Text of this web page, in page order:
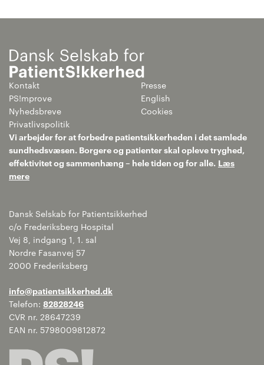
Kontakt
Presse
PS!mprove
English
Nyhedsbreve
Cookies
Privatlivspolitik
Vi arbejder for at forbedre patientsikkerheden i det samlede
sundhedsvæsen. Borgere og patienter skal opleve tryghed,
effektivitet og sammenhæng – hele tiden og for alle. Læs
mere
Dansk Selskab for Patientsikkerhed
c/o Frederiksberg Hospital
Vej 8, indgang 1, 1. sal
Nordre Fasanvej 57
2000 Frederiksberg
info@patientsikkerhed.dk
Telefon: 82828246
CVR nr. 28647239
EAN nr. 5798009812872